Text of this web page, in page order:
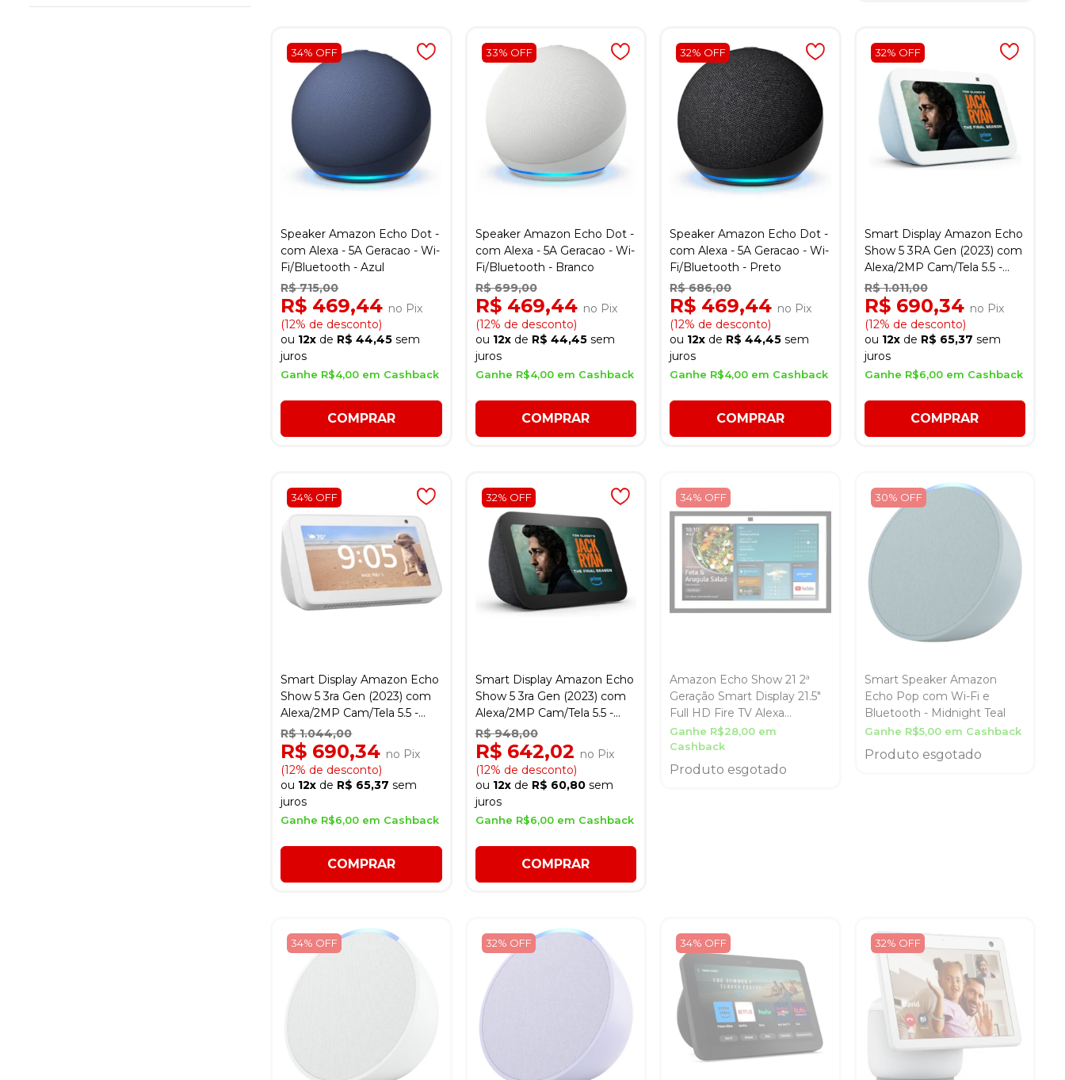
34% OFF
Speaker Amazon Echo Dot -
com Alexa - 5A Geracao - Wi-
Fi/Bluetooth - Azul
R$ 715,00
R$ 469,44 no Pix
(12% de desconto)
ou 12x de R$ 44,45 sem
juros
Ganhe R$4,00 em Cashback
COMPRAR
33% OFF
Speaker Amazon Echo Dot -
com Alexa - 5A Geracao - Wi-
Fi/Bluetooth - Branco
R$ 699,00
R$ 469,44 no Pix
(12% de desconto)
ou 12xde R$ 44,45 sem
juros
Ganhe R$4,00 em Cashback
COMPRAR
32% OFF
Speaker Amazon Echo Dot -
com Alexa - 5A Geracao - Wi-
Fi/Bluetooth - Preto
R$ 686,00
R$ 469,44 no Pix
(12% de desconto)
ou 12x de R$ 44,45 sem
juros
Ganhe R$4,00 em Cashback
COMPRAR
32% OFF
Smart Display Amazon Echo
Show 5 3RA Gen (2023) com
Alexa/2MP Cam/Tela 5.5 -
Cloud Blue
R$ 1.011,00
R$ 690,34 no Pix
(12% de desconto)
ou 12xde R$ 65,37 sem
juros
Ganhe R$6,00 em Cashback
COMPRAR
34% OFF
Smart Display Amazon Echo
Show 5 3ra Gen (2023) com
Alexa/2MP Cam/Tela 5.5 -
Branco
R$ 1.044,00
R$ 690,34 no Pix
(12% de desconto)
ou 12x de R$ 65,37 sem
juros
Ganhe R$6,00 em Cashback
COMPRAR
32% OFF
Smart Display Amazon Echo
Show 5 3ra Gen (2023) com
Alexa/2MP Cam/Tela 5.5 -
Charcoal
R$ 948,00
R$ 642,02 no Pix
(12% de desconto)
ou 12xde R$ 60,80 sem
juros
Ganhe R$6,00 em Cashback
COMPRAR
34% OFF
Amazon Echo Show 21 2ª
Geração Smart Display 21.5"
Full HD Fire TV Alexa
B0CDWWS127 -
Preto/Branco
Ganhe R$28,00 em
Cashback
Produto esgotado
30% OFF
Smart Speaker Amazon
Echo Pop com Wi-Fi e
Bluetooth - Midnight Teal
Ganhe R$5,00 em Cashback
Produto esgotado
34% OFF 32% OFF 34% OFF 32% OFF